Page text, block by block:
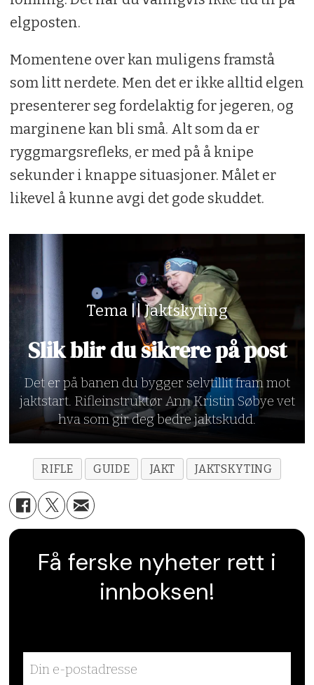
elgposten.
Momentene over kan muligens framstå
som litt nerdete. Men det er ikke alltid elgen
presenterer seg fordelaktig for jegeren, og
marginene kan bli små. Alt som da er
ryggmargsrefleks, er med på å knipe
sekunder i knappe situasjoner. Målet er
likevel å kunne avgi det gode skuddet.
Tema || Jaktskyting
Slik blir du sikrere på post
Det er på banen du bygger selvtillit fram mot
jaktstart. Rifleinstruktør Ann Kristin Søbye vet
hva som gir deg bedre jaktskudd.
RIFLE GUIDE JAKT JAKTSKYTING
Få ferske nyheter rett i
innboksen!